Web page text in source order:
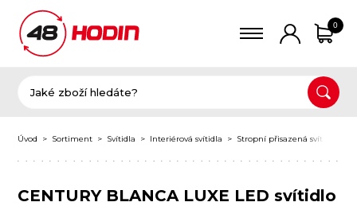
0
Úvod Sortiment Svítidla Interiérová svítidla Stropní přisazená svítidla
CENTURY BLANCA LUXE LED svítidlo